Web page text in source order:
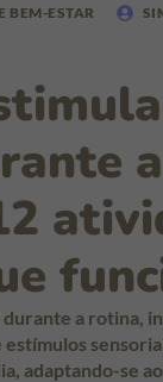
BEM-ESTAR
a
a rotina,
adaptando-se